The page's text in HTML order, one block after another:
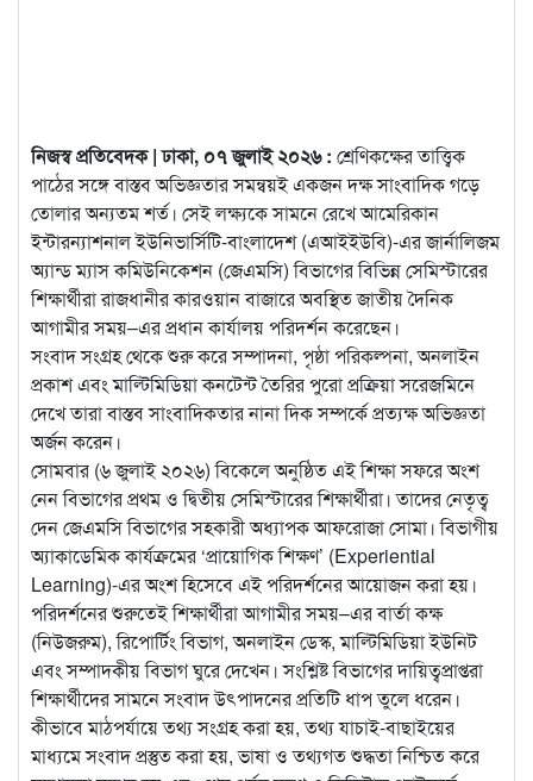
নিজস্ব প্রতিবেদক | ঢাকা, ০৭ জুলাই ২০২৬ : শ্রেণিকক্ষের তাত্ত্বিক
পাঠের সঙ্গে বাস্তব অভিজ্ঞতার সমন্বয়ই একজন দক্ষ সাংবাদিক গড়ে
তোলার অন্যতম শর্ত। সেই লক্ষ্যকে সামনে রেখে আমেরিকান
ইন্টারন্যাশনাল ইউনিভার্সিটি-বাংলাদেশ (এআইইউবি)-এর জার্নালিজম
অ্যান্ড ম্যাস কমিউনিকেশন (জেএমসি) বিভাগের বিভিন্ন সেমিস্টারের
শিক্ষার্থীরা রাজধানীর কারওয়ান বাজারে অবস্থিত জাতীয় দৈনিক
আগামীর সময়–এর প্রধান কার্যালয় পরিদর্শন করেছেন।
সংবাদ সংগ্রহ থেকে শুরু করে সম্পাদনা, পৃষ্ঠা পরিকল্পনা, অনলাইন
প্রকাশ এবং মাল্টিমিডিয়া কনটেন্ট তৈরির পুরো প্রক্রিয়া সরেজমিনে
দেখে তারা বাস্তব সাংবাদিকতার নানা দিক সম্পর্কে প্রত্যক্ষ অভিজ্ঞতা
অর্জন করেন।
সোমবার (৬ জুলাই ২০২৬) বিকেলে অনুষ্ঠিত এই শিক্ষা সফরে অংশ
নেন বিভাগের প্রথম ও দ্বিতীয় সেমিস্টারের শিক্ষার্থীরা। তাদের নেতৃত্ব
দেন জেএমসি বিভাগের সহকারী অধ্যাপক আফরোজা সোমা। বিভাগীয়
অ্যাকাডেমিক কার্যক্রমের ‘প্রায়োগিক শিক্ষণ’ (Experiential
Learning)-এর অংশ হিসেবে এই পরিদর্শনের আয়োজন করা হয়।
পরিদর্শনের শুরুতেই শিক্ষার্থীরা আগামীর সময়–এর বার্তা কক্ষ
(নিউজরুম), রিপোর্টিং বিভাগ, অনলাইন ডেস্ক, মাল্টিমিডিয়া ইউনিট
এবং সম্পাদকীয় বিভাগ ঘুরে দেখেন। সংশ্লিষ্ট বিভাগের দায়িত্বপ্রাপ্তরা
শিক্ষার্থীদের সামনে সংবাদ উৎপাদনের প্রতিটি ধাপ তুলে ধরেন।
কীভাবে মাঠপর্যায়ে তথ্য সংগ্রহ করা হয়, তথ্য যাচাই-বাছাইয়ের
মাধ্যমে সংবাদ প্রস্তুত করা হয়, ভাষা ও তথ্যগত শুদ্ধতা নিশ্চিত করে